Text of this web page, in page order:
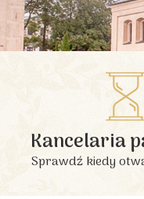
Kancelaria
Sprawdź kiedy